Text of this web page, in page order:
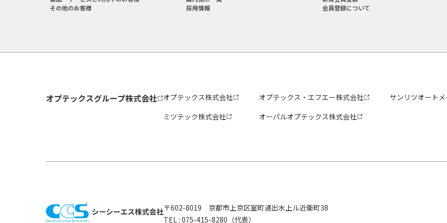
その他のお客様
採用情報
会員登録について
オプテックスグループ株式会社 オプテックス株式会社 オプテックス・エフエー株式会社
サンリツオート
ミツテック株式会社
オーパルオプテックス株式会社
〒602-8019 京都市上京区室町通出水上ル近衛町38
TEL : 075-415-8280（代表）